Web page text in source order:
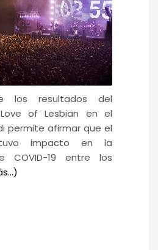
los resultados del
of Lesbian en el
permite afirmar que el
impacto en la
COVID-19 entre los